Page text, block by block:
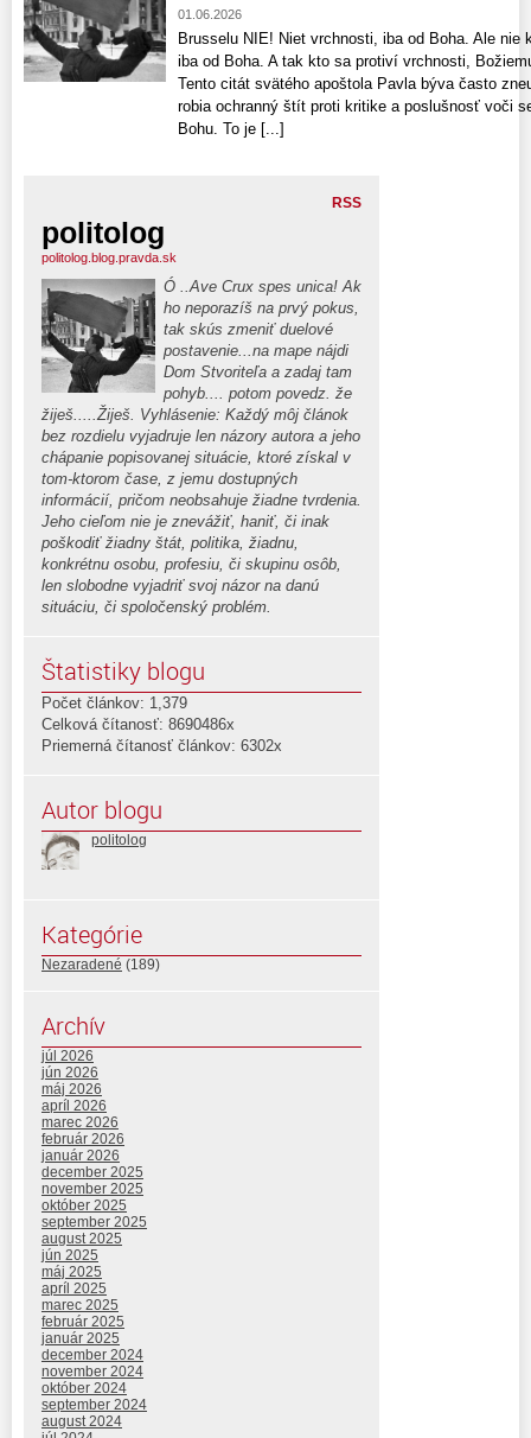
01.06.2026
Brusselu NIE! Niet vrchnosti, iba od Boha. Ale nie
iba od Boha. A tak kto sa protiví vrchnosti,
Tento citát svätého apoštola Pavla býva často
robia ochranný štít proti kritike a poslušnosť voči
Bohu. To je [...]
RSS
politolog
politolog.blog.pravda.sk
Ó ..Ave Crux spes unica! Ak
ho neporazíš na prvý pokus,
tak skús zmeniť duelové
postavenie...na mape nájdi
Dom Stvoriteľa a zadaj tam
pohyb.... potom povedz. že
žiješ.....Žiješ. Vyhlásenie: Každý môj článok
bez rozdielu vyjadruje len názory autora a jeho
chápanie popisovanej situácie, ktoré získal v
tom-ktorom čase, z jemu dostupných
informácií, pričom neobsahuje žiadne tvrdenia.
Jeho cieľom nie je znevážiť, haniť, či inak
poškodiť žiadny štát, politika, žiadnu,
konkrétnu osobu, profesiu, či skupinu osôb,
len slobodne vyjadriť svoj názor na danú
situáciu, či spoločenský problém.
Štatistiky blogu
Počet článkov: 1,379
Celková čítanosť: 8690486x
Priemerná čítanosť článkov: 6302x
Autor blogu
politolog
Kategórie
Nezaradené (189)
Archív
júl 2026
jún 2026
máj 2026
apríl 2026
marec 2026
február 2026
január 2026
december 2025
november 2025
október 2025
september 2025
august 2025
jún 2025
máj 2025
apríl 2025
marec 2025
február 2025
január 2025
december 2024
november 2024
október 2024
september 2024
august 2024